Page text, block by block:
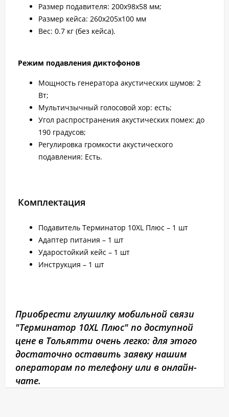
Размер подавителя: 200х98х58 мм;
Размер кейса: 260x205x100 мм
Вес: 0.7 кг (без кейса).
Режим подавления диктофонов
Мощность генератора акустических шумов: 2
Вт;
Мультичзычный голосовой хор: есть;
Угол распространения акустических помех: до
190 градусов;
Регулировка громкости акустического
подавления: Есть.
Комплектация
Подавитель Терминатор 10XL Плюс – 1 шт
Адаптер питания – 1 шт
Ударостойкий кейс – 1 шт
Инструкция – 1 шт
Приобрести глушилку мобильной связи
"Терминатор 10XL Плюс" по доступной
цене в Тольятти очень легко: для этого
достаточно оставить заявку нашим
операторам по телефону или в онлайн-
чате.